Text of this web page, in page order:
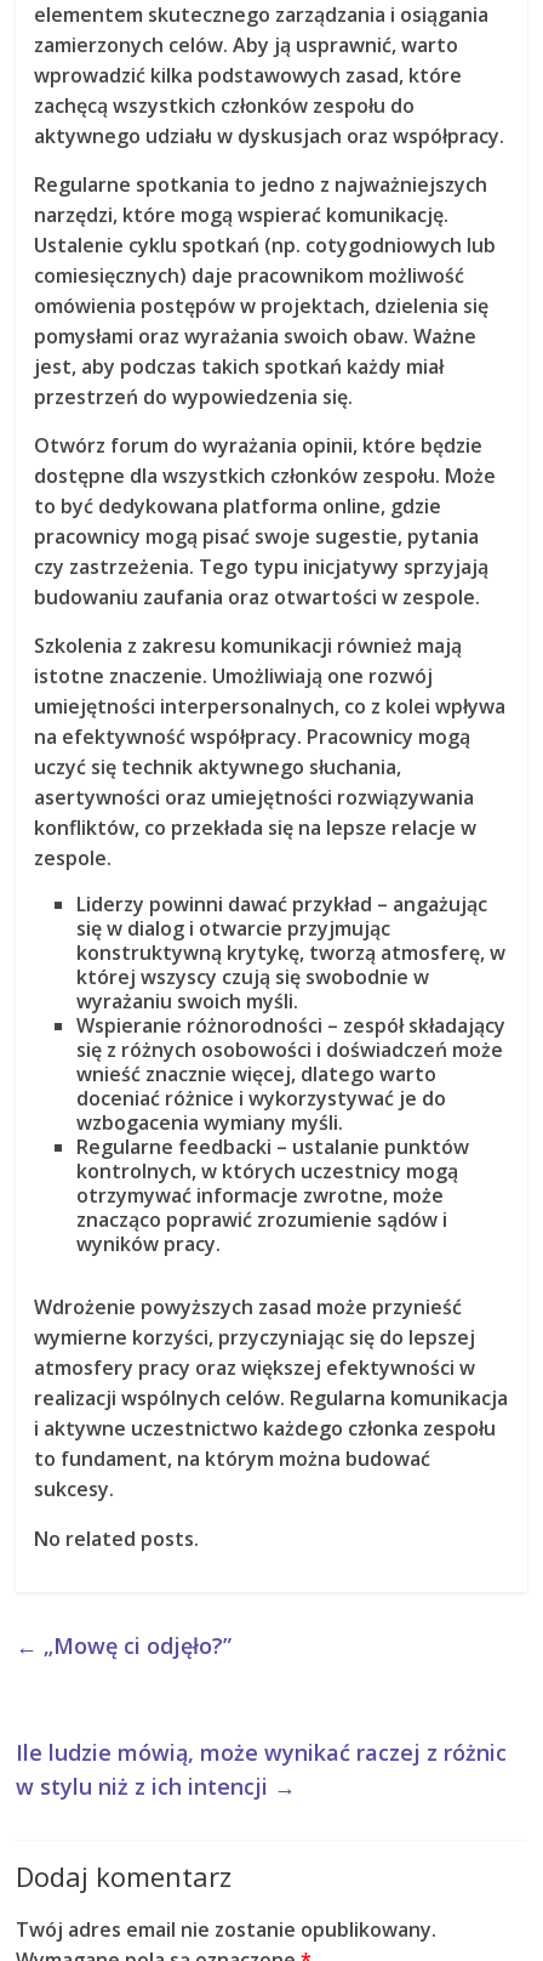
elementem skutecznego zarządzania i osiągania
zamierzonych celów. Aby ją usprawnić, warto
wprowadzić kilka podstawowych zasad, które
zachęcą wszystkich członków zespołu do
aktywnego udziału w dyskusjach oraz współpracy.
Regularne spotkania to jedno z najważniejszych
narzędzi, które mogą wspierać komunikację.
Ustalenie cyklu spotkań (np. cotygodniowych lub
comiesięcznych) daje pracownikom możliwość
omówienia postępów w projektach, dzielenia się
pomysłami oraz wyrażania swoich obaw. Ważne
jest, aby podczas takich spotkań każdy miał
przestrzeń do wypowiedzenia się.
Otwórz forum do wyrażania opinii, które będzie
dostępne dla wszystkich członków zespołu. Może
to być dedykowana platforma online, gdzie
pracownicy mogą pisać swoje sugestie, pytania
czy zastrzeżenia. Tego typu inicjatywy sprzyjają
budowaniu zaufania oraz otwartości w zespole.
Szkolenia z zakresu komunikacji również mają
istotne znaczenie. Umożliwiają one rozwój
umiejętności interpersonalnych, co z kolei wpływa
na efektywność współpracy. Pracownicy mogą
uczyć się technik aktywnego słuchania,
asertywności oraz umiejętności rozwiązywania
konfliktów, co przekłada się na lepsze relacje w
zespole.
Liderzy powinni dawać przykład – angażując
się w dialog i otwarcie przyjmując
konstruktywną krytykę, tworzą atmosferę, w
której wszyscy czują się swobodnie w
wyrażaniu swoich myśli.
Wspieranie różnorodności – zespół składający
się z różnych osobowości i doświadczeń może
wnieść znacznie więcej, dlatego warto
doceniać różnice i wykorzystywać je do
wzbogacenia wymiany myśli.
Regularne feedbacki – ustalanie punktów
kontrolnych, w których uczestnicy mogą
otrzymywać informacje zwrotne, może
znacząco poprawić zrozumienie sądów i
wyników pracy.
Wdrożenie powyższych zasad może przynieść
wymierne korzyści, przyczyniając się do lepszej
atmosfery pracy oraz większej efektywności w
realizacji wspólnych celów. Regularna komunikacja
i aktywne uczestnictwo każdego członka zespołu
to fundament, na którym można budować
sukcesy.
No related posts.
← „Mowę ci odjęło?”
Ile ludzie mówią, może wynikać raczej z różnic
w stylu niż z ich intencji →
Dodaj komentarz
Twój adres email nie zostanie opublikowany.